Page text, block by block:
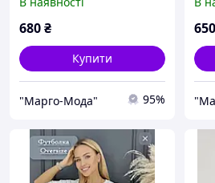
680₴
Купити
"Марго-Мода" 95%
650